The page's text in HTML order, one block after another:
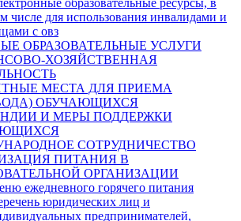
числе для использования инвалидами и
с овз
ОБРАЗОВАТЕЛЬНЫЕ УСЛУГИ
ХОЗЯЙСТВЕННАЯ
МЕСТА ДЛЯ ПРИЕМА
ОБУЧАЮЩИХСЯ
И МЕРЫ ПОДДЕРЖКИ
СОТРУДНИЧЕСТВО
ПИТАНИЯ В
ОРГАНИЗАЦИИ
ежедневного горячего питания
юридических лиц и
предпринимателей,